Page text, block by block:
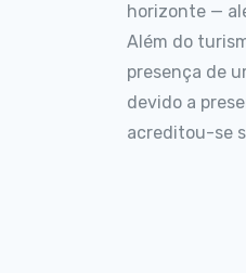
horizonte —
Além do
presença de
devido a
acreditou-se